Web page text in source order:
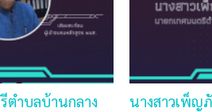
ำบลบ้านกลาง
นางสาวเพ็ญ